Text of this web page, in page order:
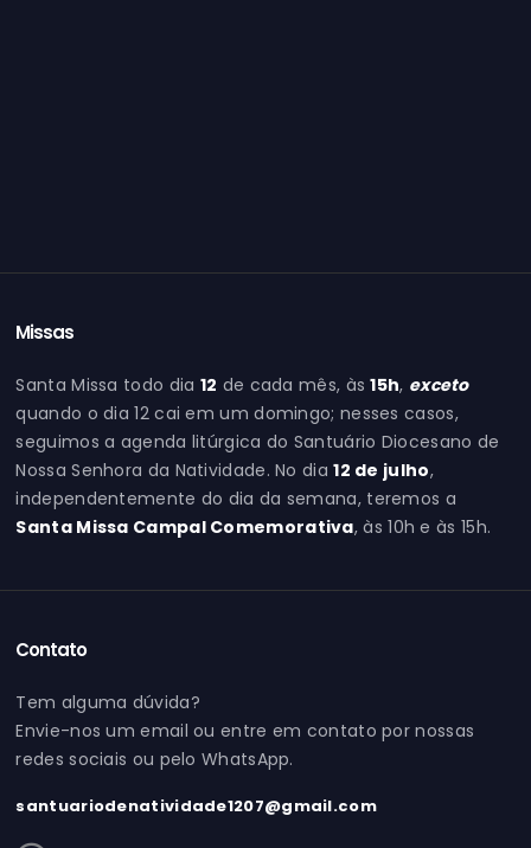
Missas
Santa Missa todo dia 12 de cada mês, às15h, exceto
quando o dia 12 cai em um domingo; nesses casos,
seguimos a agenda litúrgica do Santuário Diocesano de
Nossa Senhora da Natividade. No dia12 de julho,
independentemente do dia da semana, teremos a
Santa Missa Campal Comemorativa, às 10h e às 15h.
Contato
Tem alguma dúvida?
Envie-nos um email ou entre em contato por nossas
redes sociais ou pelo WhatsApp.
santuariodenatividade1207@gmail.com